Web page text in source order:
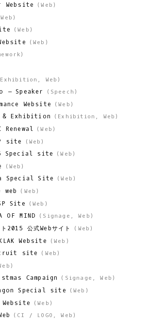
Website (Web )
Web )
(Web )
(Web )
)
Exhibition , Web )
– Speaker ( Speech )
Website (Web )
& Exhibition ( Exhibition , Web )
Renewal (Web )
site ( Web )
Special site (Web )
( Web )
Special Site (Web )
web ( Web )
Site (Web )
OF MIND ( Signage ,Web )
2015 公式Webサイト ( Web )
Website (Web )
site ( Web )
)
Campaign ( Signage ,Web )
Special site (Web )
(Web )
( CI / LOGO ,Web )